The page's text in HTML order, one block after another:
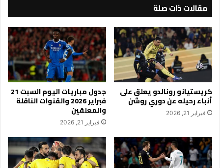
مقالات ذات صلة
كريستيانو رونالدو يعلق على
أنباء رحيله عن دوري روشن
فبراير 21, 2026
جدول مباريات اليوم السبت 21
فبراير 2026 والقنوات الناقلة
والمعلقين
فبراير 21, 2026